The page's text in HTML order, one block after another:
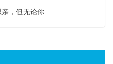
，但无论你